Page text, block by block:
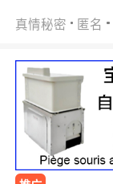
真情秘密 匿名